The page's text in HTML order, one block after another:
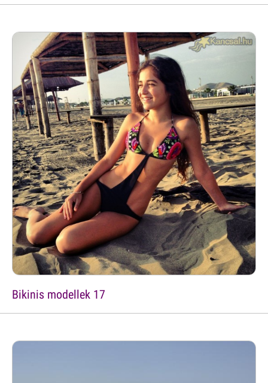
Bikinis modellek 17